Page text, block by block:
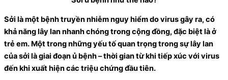
Sởi là một bệnh truyền nhiễm nguy hiểm do virus gây ra, có
khả năng lây lan nhanh chóng trong cộng đồng, đặc biệt là ở
trẻ em. Một trong những yếu tố quan trọng trong sự lây lan
của sởi là giai đoạn ủ bệnh – thời gian từ khi tiếp xúc với virus
đến khi xuất hiện các triệu chứng đầu tiên.